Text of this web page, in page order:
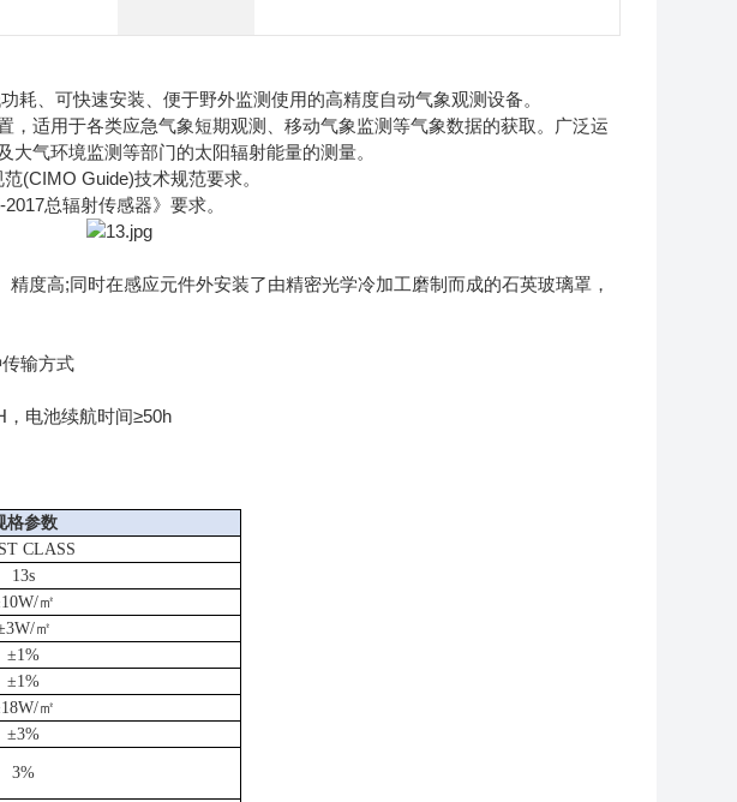
、可快速安装、便于野外监测使用的高精度自动气象观测设备。
，适用于各类应急气象短期观测、移动气象监测等气象数据的获取。广泛运
气环境监测等部门的太阳辐射能量的测量。
Guide)技术规范要求。
总辐射传感器》要求。
高;同时在感应元件外安装了由精密光学冷加工磨制而成的石英玻璃罩，
输方式
电池续航时间≥50h
格参数
CLASS
13s
㎡
㎡
±1%
±1%
㎡
±3%
3%